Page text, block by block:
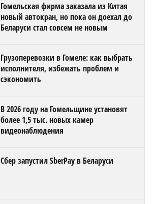
Гомельская фирма заказала из Китая
новый автокран, но пока он доехал до
Беларуси стал совсем не новым
Грузоперевозки в Гомеле: как выбрать
исполнителя, избежать проблем и
сэкономить
В 2026 году на Гомельщине установят
более 1,5 тыс. новых камер
видеонаблюдения
Сбер запустил SberPay в Беларуси